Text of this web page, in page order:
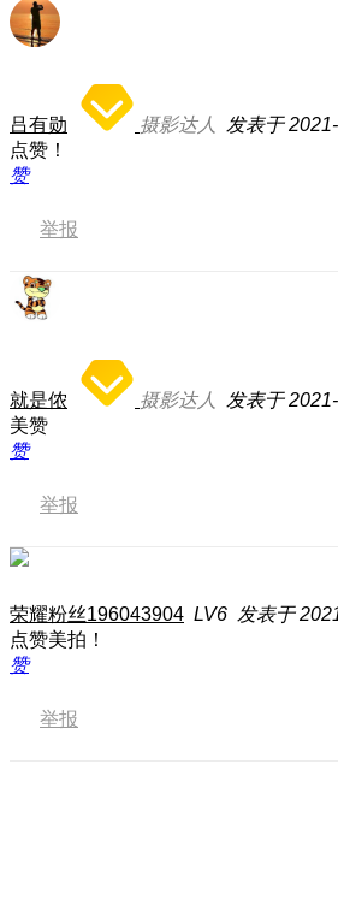
吕有勋 摄影达人 发表于
点赞！
赞
举报
就是侬 摄影达人 发表于
美赞
赞
举报
荣耀粉丝196043904 LV6 发表于
点赞美拍！
赞
举报